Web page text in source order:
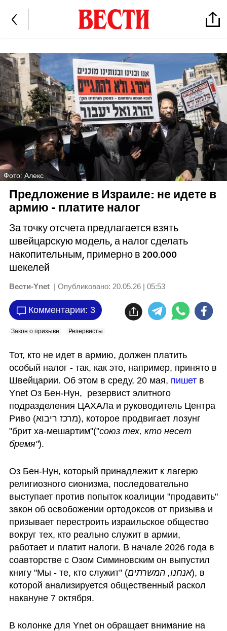
Фото: Алекс
Предложение в Израиле: не идете в
армию - платите налог
За точку отсчета предлагается взять
швейцарскую модель, а налог сделать
накопительным, примерно в 200.000
шекелей
Вести-Ynet | Опубликовано: 20.05.26 | 05:53
Комментарии: 3
Закон о призыве Резервисты
Тот, кто не идет в армию, должен платить
особый налог - так, как это, например, принято в
Швейцарии. Об этом в среду, 20 мая, пишет в
Ynet Оз Бен-Нун,  резервист элитного
подразделения ЦАХАЛа и руководитель Центра
Риво (מרכז ריבוא), которое продвигает лозунг
"брит ха-мешартим"("союз тех, кто несет
бремя").
Оз Бен-Нун, который принадлежит к лагерю
религиозного сионизма, последовательно
выступает против попыток коалиции "продавить"
закон об освобожении ортодоксов от призыва и
призывает перестроить израильское общество
вокруг тех, кто реально служит в армии,
работает и платит налоги. В начале 2026 года в
соавторстве с Озом Симиновским он выпустил
книгу "Мы - те, кто служит" (אנחנו, המשרתים), в
которой анализируется общественный раскол
накануне 7 октября.
В колонке для Ynet он обращает внимание на